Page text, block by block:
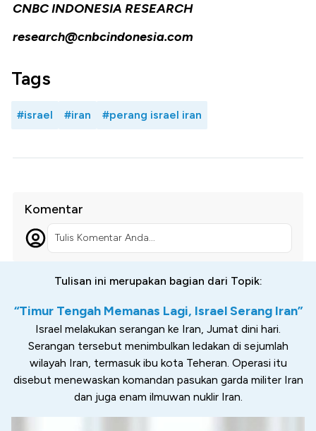
CNBC INDONESIA RESEARCH
research@cnbcindonesia.com
Tags
#israel #iran #perang israel iran
Komentar
Tulis Komentar Anda...
Tulisan ini merupakan bagian dari Topik:
“Timur Tengah Memanas Lagi, Israel Serang Iran”
Israel melakukan serangan ke Iran, Jumat dini hari.
Serangan tersebut menimbulkan ledakan di sejumlah
wilayah Iran, termasuk ibu kota Teheran. Operasi itu
disebut menewaskan komandan pasukan garda militer Iran
dan juga enam ilmuwan nuklir Iran.